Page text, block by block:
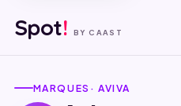
Spot! BY CAAST
MARQUES · AVIVA
Maison· 18 Juin